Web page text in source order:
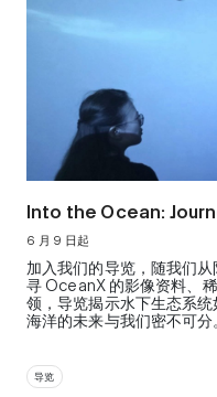
Into the Ocean:
6 月 9 日起
加入我们的导览，随我们
寻 OceanX 的影像资料、
领，导览揭示水下生态系
海洋的未来与我们密不可分
导览